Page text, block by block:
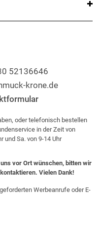
52136646
krone.de
oder telefonisch bestellen
in der Zeit von
und Sa. von 9-14 Uhr
vor Ort wünschen, bitten wir
Vielen Dank!
Werbeanrufe oder E-